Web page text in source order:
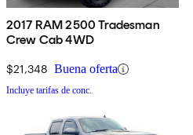
2017 RAM 2500 Tradesman
Crew Cab 4WD
$21,348 Buena oferta
Incluye tarifas de conc.